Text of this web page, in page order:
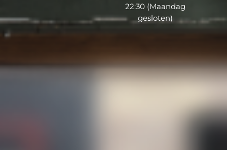
22:30 (Maandag
gesloten)